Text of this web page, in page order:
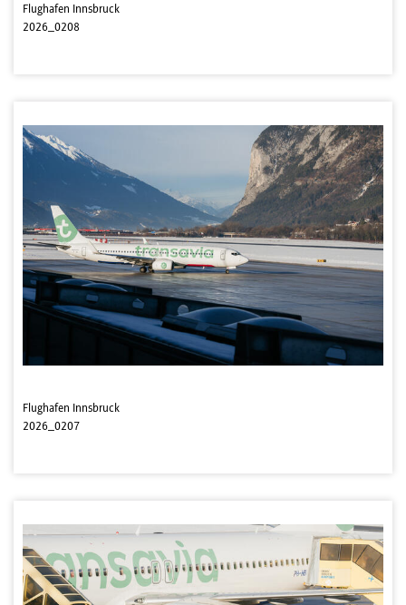
Flughafen Innsbruck
2026_0208
Flughafen Innsbruck
2026_0207